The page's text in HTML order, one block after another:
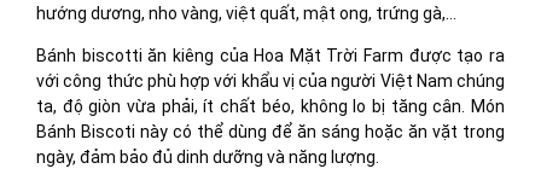
hướng dương, nho vàng, việt quất, mật ong, trứng gà,…
Bánh biscotti ăn kiêng của Hoa Mặt Trời Farm được tạo ra
với công thức phù hợp với khẩu vị của người Việt Nam chúng
ta, độ giòn vừa phải, ít chất béo, không lo bị tăng cân. Món
Bánh Biscoti này có thể dùng để ăn sáng hoặc ăn vặt trong
ngày, đảm bảo đủ dinh dưỡng và năng lượng.